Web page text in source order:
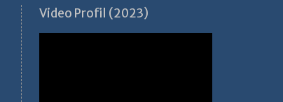
Video Profil (2023)